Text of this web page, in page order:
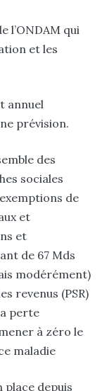
l’ONDAM qui
et les
annuel
prévision.
des
sociales
de
et
et
de 67 Mds
modérément)
revenus (PSR)
perte
à zéro le
maladie
place depuis